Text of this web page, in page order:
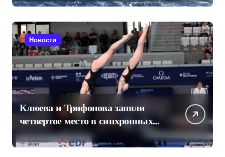
Новости
Клюева и Трифонова заняли
четвертое место в синхронных
прыжках в воду на чемпионате
Европы